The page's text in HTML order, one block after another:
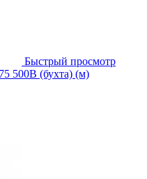
Быстрый просмотр
500В (бухта) (м)